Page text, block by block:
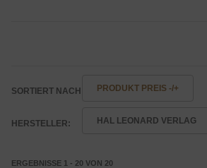
SORTIERT NACH PRODUKT PREIS -/+
HERSTELLER: HAL LEONARD VERLAG
ERGEBNISSE 1 - 20 VON 20